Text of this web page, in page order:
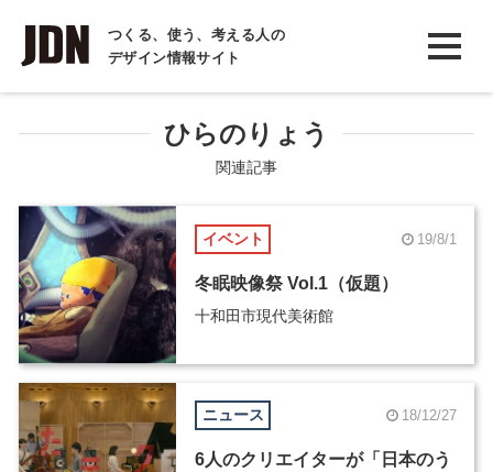
つくる、使う、考える人の
デザイン情報サイト
INTERVIEW
インタビュー
REPORT
COLUMN
コラム
ひらのりょう
関連記事
イベント 19/8/1
冬眠映像祭 Vol.1（仮題）
十和田市現代美術館
ニュース 18/12/27
6人のクリエイターが「日本のう